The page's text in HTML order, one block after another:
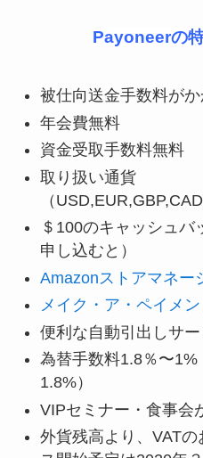
Payoneerの
被仕向送金手数料が
年会費無料
資金受取手数料無料
取り扱い通貨
（
＄100のキャッシュバ
申し込むと）
Amazonストアマネー
メイク・ア・ペイメン
便利な自動引出しサ
為替手数料1.8％〜1%
1.8%）
VIPセミナー・食事会
外貨残高より、VAT